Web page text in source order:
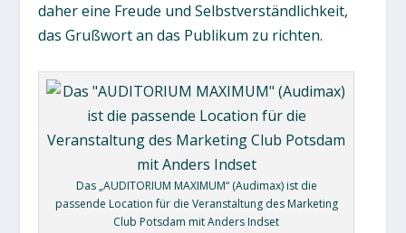
daher eine Freude und Selbstverständlichkeit,
das Grußwort an das Publikum zu richten.
Das „AUDITORIUM MAXIMUM“ (Audimax) ist die
passende Location für die Veranstaltung des Marketing
Club Potsdam mit Anders Indset